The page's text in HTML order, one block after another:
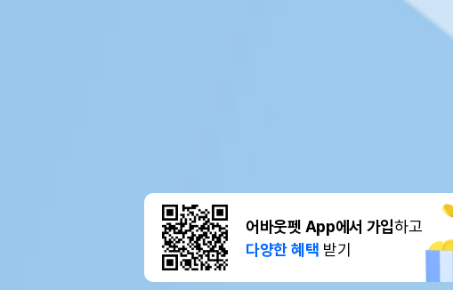
어바웃펫 App에서 가입하고
다양한 혜택 받기